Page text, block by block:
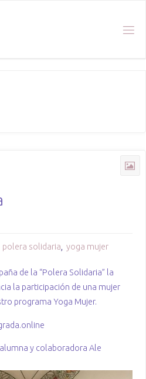
polera solidaria yoga mujer
de la “Polera Solidaria” la
la participación de una mujer
programa Yoga Mujer.
y colaboradora Ale